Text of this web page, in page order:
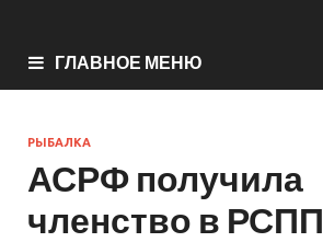
ГЛАВНОЕ МЕНЮ
РЫБАЛКА
АСРФ получила
членство в РСПП